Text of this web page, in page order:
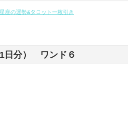
座の運勢&タロット一枚引き
日分） ワンド６